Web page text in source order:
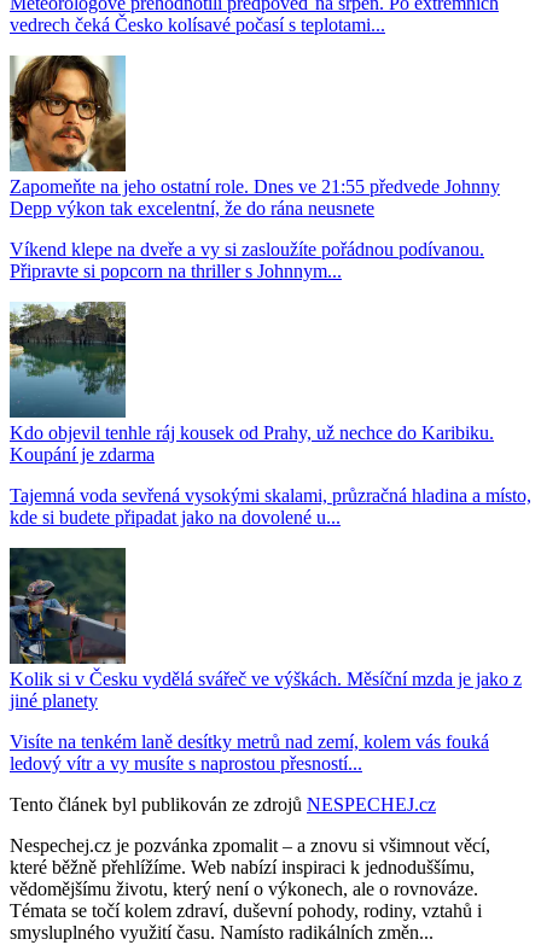
vedrech čeká Česko kolísavé počasí s teplotami...
Zapomeňte na jeho ostatní role. Dnes ve 21:55 předvede Johnny
Depp výkon tak excelentní, že do rána neusnete
Víkend klepe na dveře a vy si zasloužíte pořádnou podívanou.
Připravte si popcorn na thriller s Johnnym...
Kdo objevil tenhle ráj kousek od Prahy, už nechce do Karibiku.
Koupání je zdarma
Tajemná voda sevřená vysokými skalami, průzračná hladina a místo,
kde si budete připadat jako na dovolené u...
Kolik si v Česku vydělá svářeč ve výškách. Měsíční mzda je jako z
jiné planety
Visíte na tenkém laně desítky metrů nad zemí, kolem vás fouká
ledový vítr a vy musíte s naprostou přesností...
Tento článek byl publikován ze zdrojů NESPECHEJ.cz
Nespechej.cz je pozvánka zpomalit – a znovu si všimnout věcí,
které běžně přehlížíme. Web nabízí inspiraci k jednoduššímu,
vědomějšímu životu, který není o výkonech, ale o rovnováze.
Témata se točí kolem zdraví, duševní pohody, rodiny, vztahů i
smysluplného využití času. Namísto radikálních změn...